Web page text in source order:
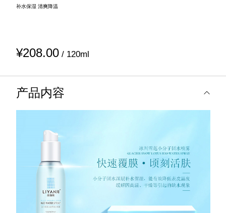
补水保湿 清爽降温
¥208.00/ 120ml
产品内容